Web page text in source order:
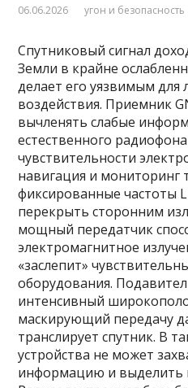
06.06.2026 угон и безопасность
Спутниковый сигнал
Земли в крайне
делает его уязвимым
воздействия. Приемник
вычленять слабые
естественного
чувствительности
навигация и мониторинг
фиксированные частоты
перекрыть сторонним
мощный передатчик
электромагнитное
«заслепит»
оборудования.
интенсивный
маскирующий передачу
транслирует спутник. В
устройства не может
информацию и выделить